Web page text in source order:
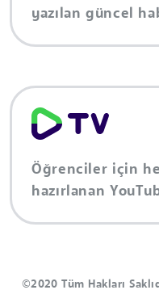
yazılan güncel
Öğrenciler için
hazırlanan
©2020 Tüm Hakları